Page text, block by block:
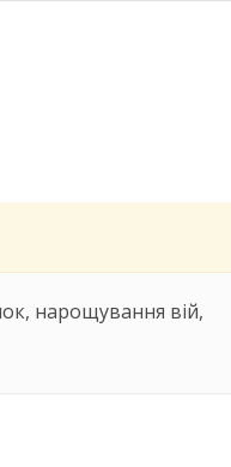
нарощування вій,